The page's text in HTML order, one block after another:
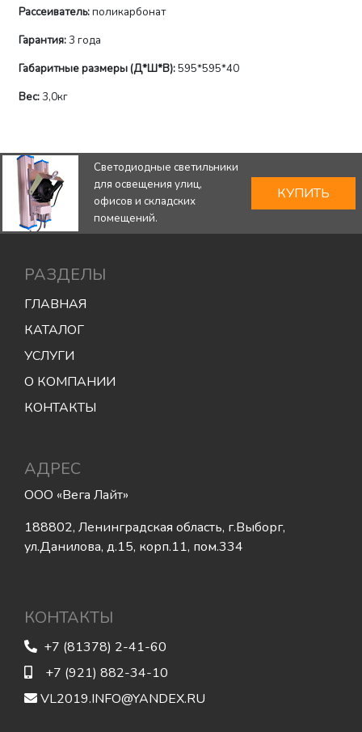
Рассеиватель:поликарбонат
Гарантия:3 года
Габаритные размеры (Д*Ш*В):595*595*40
Вес:3,0кг
Светодиодные светильники
для освещения улиц,
офисов и складских
помещений.
КУПИТЬ
РАЗДЕЛЫ
ГЛАВНАЯ
КАТАЛОГ
УСЛУГИ
О КОМПАНИИ
КОНТАКТЫ
АДРЕС
ООО «Вега Лайт»
188802, Ленинградская область, г.Выборг,
ул.Данилова, д.15, корп.11, пом.334
КОНТАКТЫ
+7 (81378) 2-41-60
+7 (921) 882-34-10
VL2019.INFO@YANDEX.RU